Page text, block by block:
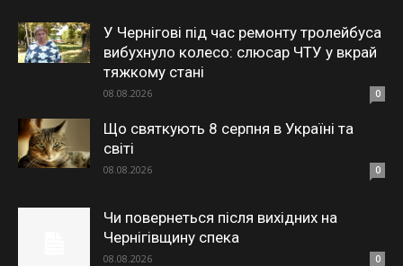
У Чернігові під час ремонту тролейбуса
вибухнуло колесо: слюсар ЧТУ у вкрай
тяжкому стані
08.08.2026 0
Що святкують 8 серпня в Україні та
світі
08.08.2026 0
Чи повернеться після вихідних на
Чернігівщину спека
08.08.2026 0